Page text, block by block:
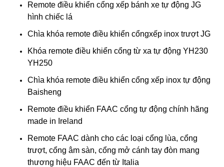
Remote điều khiển cổng xếp bánh xe tự động JG
hình chiếc lá
Chìa khóa remote điều khiển cổngxếp inox trượt JG
Khóa remote điều khiển cổng từ xa tự động YH230
YH250
Chìa khóa remote điều khiển cổng xếp inox tự động
Baisheng
Remote điều khiển FAAC cổng tự động chính hãng
made in Ireland
Remote FAAC dành cho các loại cổng lùa, cổng
trượt, cổng âm sàn, cổng mở cánh tay đòn mang
thương hiệu FAAC đến từ Italia